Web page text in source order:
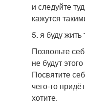
и следуйте
кажутся
5. я буду
Позвольте
не будут
Посвятите
чего-то
хотите.